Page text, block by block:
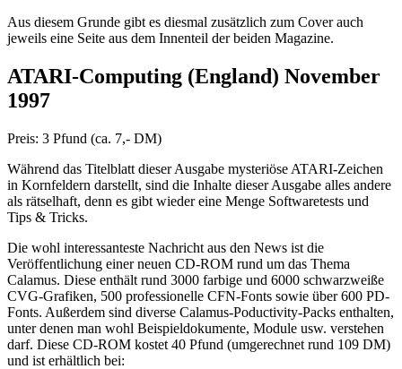
Aus diesem Grunde gibt es diesmal zusätzlich zum Cover auch
jeweils eine Seite aus dem Innenteil der beiden Magazine.
ATARI-Computing (England) November
1997
Preis: 3 Pfund (ca. 7,- DM)
Während das Titelblatt dieser Ausgabe mysteriöse ATARI-Zeichen
in Kornfeldern darstellt, sind die Inhalte dieser Ausgabe alles andere
als rätselhaft, denn es gibt wieder eine Menge Softwaretests und
Tips & Tricks.
Die wohl interessanteste Nachricht aus den News ist die
Veröffentlichung einer neuen CD-ROM rund um das Thema
Calamus. Diese enthält rund 3000 farbige und 6000 schwarzweiße
CVG-Grafiken, 500 professionelle CFN-Fonts sowie über 600 PD-
Fonts. Außerdem sind diverse Calamus-Poductivity-Packs enthalten,
unter denen man wohl Beispieldokumente, Module usw. verstehen
darf. Diese CD-ROM kostet 40 Pfund (umgerechnet rund 109 DM)
und ist erhältlich bei: